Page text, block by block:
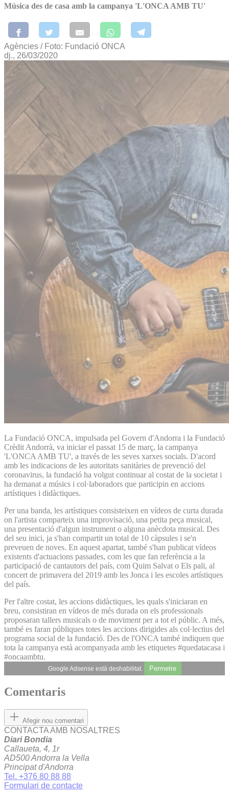
Música des de casa amb la campanya 'L'ONCA AMB TU'
Agències / Foto: Fundació ONCA
dj., 26/03/2020
La Fundació ONCA, impulsada pel Govern d'Andorra i la Fundació
Crèdit Andorrà, va iniciar el passat 15 de març, la campanya
'L'ONCA AMB TU', a través de les seves xarxes socials. D'acord
amb les indicacions de les autoritats sanitàries de prevenció del
coronavirus, la fundació ha volgut continuar al costat de la societat i
ha demanat a músics i col·laboradors que participin en accions
artístiques i didàctiques.
Per una banda, les artístiques consisteixen en vídeos de curta durada
on l'artista comparteix una improvisació, una petita peça musical,
una presentació d'algun instrument o alguna anècdota musical. Des
del seu inici, ja s'han compartit un total de 10 càpsules i se'n
preveuen de noves. En aquest apartat, també s'han publicat vídeos
existents d'actuacions passades, com les que fan referència a la
participació de cantautors del país, com Quim Salvat o Els pali, al
concert de primavera del 2019 amb les Jonca i les escoles artístiques
del país.
Per l'altre costat, les accions didàctiques, les quals s'iniciaran en
breu, consistiran en vídeos de més durada on els professionals
proposaran tallers musicals o de moviment per a tot el públic. A més,
també es faran públiques totes les accions dirigides als col·lectius del
programa social de la fundació. Des de l'ONCA també indiquen que
tota la campanya està acompanyada amb les etiquetes #quedatacasa i
#oncaambtu.
Google Adsense està deshabilitat. Permetre
Comentaris
Afegir nou comentari
CONTACTA AMB NOSALTRES
Diari Bondia
Callaueta, 4, 1r
AD500 Andorra la Vella
Principat d'Andorra
Tel. +376 80 88 88
Formulari de contacte